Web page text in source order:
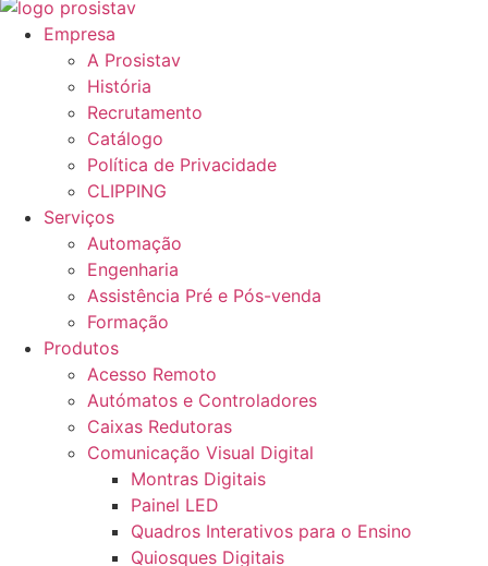
Empresa
A Prosistav
História
Recrutamento
Catálogo
Política de Privacidade
CLIPPING
Serviços
Automação
Engenharia
Assistência Pré e Pós-venda
Formação
Produtos
Acesso Remoto
Autómatos e Controladores
Caixas Redutoras
Comunicação Visual Digital
Montras Digitais
Painel LED
Quadros Interativos para o Ensino
Quiosques Digitais